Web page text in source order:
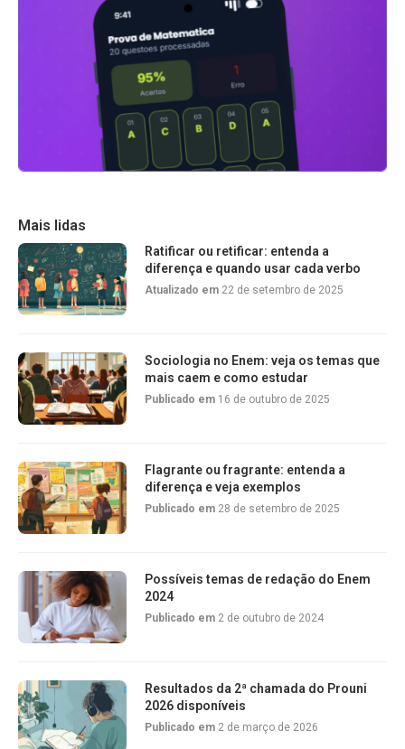
Mais lidas
Ratificar ou retificar: entenda a
diferença e quando usar cada verbo
Atualizado em 22 de setembro de 2025
Sociologia no Enem: veja os temas que
mais caem e como estudar
Publicado em 16 de outubro de 2025
Flagrante ou fragrante: entenda a
diferença e veja exemplos
Publicado em 28 de setembro de 2025
Possíveis temas de redação do Enem
2024
Publicado em 2 de outubro de 2024
Resultados da 2ª chamada do Prouni
2026 disponíveis
Publicado em 2 de março de 2026